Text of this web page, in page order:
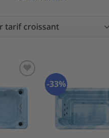
à la
d’envies
-33%